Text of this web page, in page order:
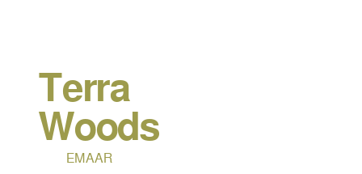
Terra
Woods
EMAAR